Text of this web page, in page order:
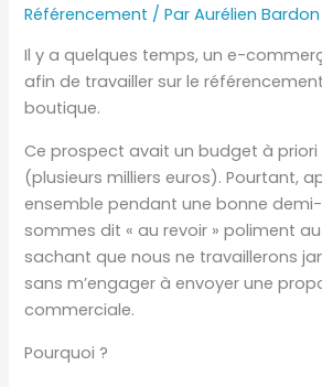
Référencement / ParAurélien Bardon
Il y a quelques temps, un e-
afin de travailler sur le
boutique.
Ce prospect avait un budget à
(plusieurs milliers euros). Pourtant,
ensemble pendant une bonne
sommes dit « au revoir » poliment
sachant que nous ne travaillerons
sans m’engager à envoyer une
commerciale.
Pourquoi ?